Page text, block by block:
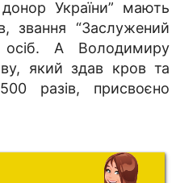
України” мають
звання “Заслужений
А Володимиру
який здав кров та
разів, присвоєно